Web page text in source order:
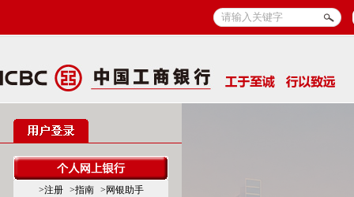
>注册 >指南
>网银助手